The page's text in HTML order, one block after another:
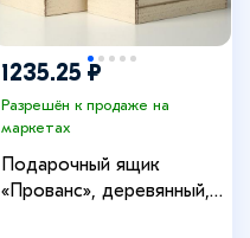
1235.25 ₽
Разрешён к продаже на
маркетах
Подарочный ящик
«Прованс», деревянный,